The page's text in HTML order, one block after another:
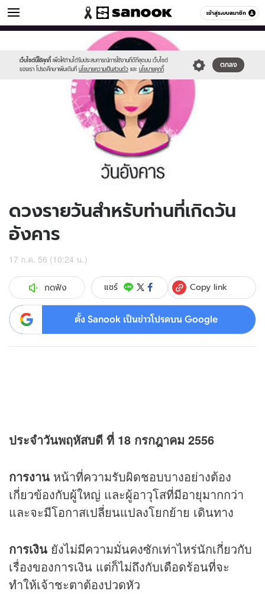
เข้าสู่ระบบสมาชิก
ดูดวง หมวดอื่นๆ
เว็บไซต์นี้ใช้คุกกี้ เพื่อให้ท่านได้รับประสบการณ์การใช้งานที่ดีที่สุดบน เว็บไซต์
ของเรา โปรดศึกษาเพิ่มเติมที่ นโยบายความเป็นส่วนตัว และ นโยบายคุกกี้
ตกลง
//s.isanook.com/sr/0/images/logo-
sanook.png
//s.isanook.com/ho/0/ud/9/48685/170-
ดวงรายวันสำหรับท่านที่เกิดวัน
อังคาร
17 ก.ค. 56 (10:24 น.)
กดฟัง แชร์ Copy link
ตั้ง Sanook เป็นข่าวโปรดบน Google
ประจำวันพฤหัสบดี ที่ 18 กรกฎาคม 2556
การงาน หน้าที่ความรับผิดชอบบางอย่างต้อง
เกี่ยวข้องกับผู้ใหญ่ และผู้อาวุโสที่มีอายุมากกว่า
และจะมีโอกาสเปลี่ยนแปลงโยกย้าย เดินทาง
การเงิน ยังไม่มีความมั่นคงซักเท่าไหร่นักเกี่ยวกับ
เรื่องของการเงิน แต่ก็ไม่ถึงกับเดือดร้อนที่จะ
ทำให้เจ้าชะตาต้องปวดหัว